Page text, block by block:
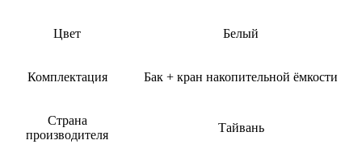
Цвет Белый
Комплектация Бак + кран накопительной ёмкости
Страна
производителя
Тайвань